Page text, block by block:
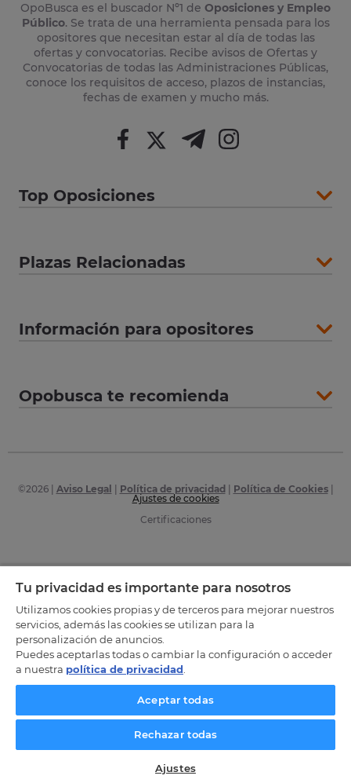
OpoBusca es el buscador Nº1 de Oposiciones y Empleo
Público. Se trata de una herramienta pensada para los
opositores que necesitan estar al día de todas las
ofertas y convocatorias. Recibe avisos de Ofertas y
Convocatorias de todas las Administraciones Públicas,
conoce los requisitos de acceso, plazos de instancias,
fechas de examen y mucho más.
Top Oposiciones
Plazas Relacionadas
Información para opositores
Opobusca te recomienda
©2026| Aviso Legal Política de privacidad Política de Cookies|
Ajustes de cookies
Certificaciones
Tu privacidad es importante para nosotros
Utilizamos cookies propias y de terceros para mejorar nuestros
servicios, además las cookies se utilizan para la
personalización de anuncios.
Puedes aceptarlas todas o cambiar la configuración o acceder
a nuestra política de privacidad
Aceptar todas
Rechazar todas
Ajustes
SOLICITA INFORMACIÓN